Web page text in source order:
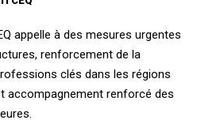
appelle à des mesures urgentes
renforcement de la
clés dans les régions
accompagnement renforcé des